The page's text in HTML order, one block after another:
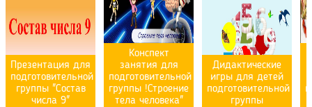
Презентация для
подготовительной
группы "Состав
числа 9"
Конспект
занятия для
подготовительной
группы !Строение
тела человека"
Дидактические
игры для детей
подготовительной
группы